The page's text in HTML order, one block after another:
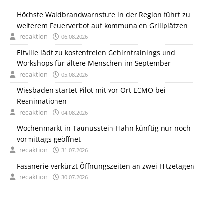
Höchste Waldbrandwarnstufe in der Region führt zu
weiterem Feuerverbot auf kommunalen Grillplätzen
redaktion 06.08.2026
Eltville lädt zu kostenfreien Gehirntrainings und
Workshops für ältere Menschen im September
redaktion 05.08.2026
Wiesbaden startet Pilot mit vor Ort ECMO bei
Reanimationen
redaktion 04.08.2026
Wochenmarkt in Taunusstein-Hahn künftig nur noch
vormittags geöffnet
redaktion 31.07.2026
Fasanerie verkürzt Öffnungszeiten an zwei Hitzetagen
redaktion 30.07.2026